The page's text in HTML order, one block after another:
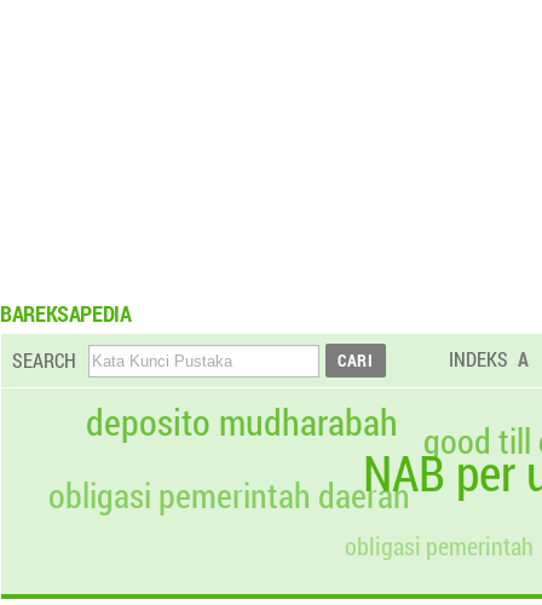
BAREKSAPEDIA
SEARCH INDEKS A
NAB per
deposito mudharabah
obligasi pemerintah
obligasi pemerintah daerah
good till